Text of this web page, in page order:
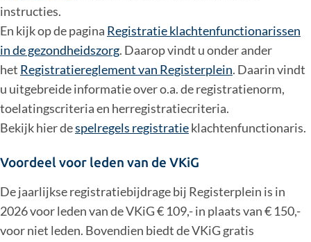
instructies.
En kijk op de pagina Registratie klachtenfunctionarissen
in de gezondheidszorg. Daarop vindt u onder ander
het Registratiereglement van Registerplein. Daarin vindt
u uitgebreide informatie over o.a. de registratienorm,
toelatingscriteria en herregistratiecriteria.
Bekijk hier despelregels registratieklachtenfunctionaris.
Voordeel voor leden van de VKiG
De jaarlijkse registratiebijdrage bij Registerplein is in
2026 voor leden van de VKiG € 109,- in plaats van € 150,-
voor niet leden. Bovendien biedt de VKiG gratis